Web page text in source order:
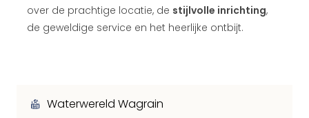
over de prachtige locatie, de stijlvolle inrichting,
de geweldige service en het heerlijke ontbijt.
Waterwereld Wagrain